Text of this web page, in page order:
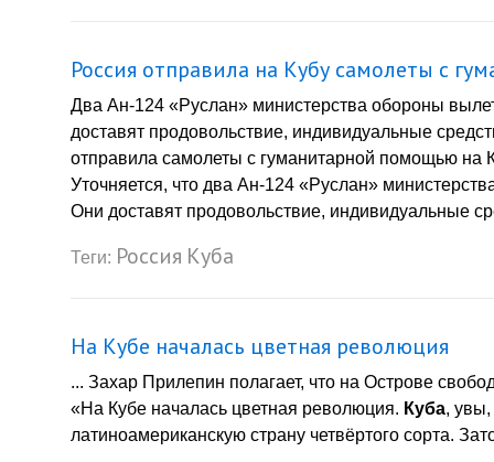
Россия отправила на Кубу самолеты с
Два Ан-124 «Руслан» министерства обороны
доставят продовольствие, индивидуальные
отправила самолеты с гуманитарной помощью на
Уточняется, что два Ан-124 «Руслан»
Они доставят продовольствие, индивидуальные
Теги: Россия Куба
На Кубе началась цветная революция
... Захар Прилепин полагает, что на Острове
«На Кубе началась цветная революция. Куба, увы,
латиноамериканскую страну четвёртого сорта.